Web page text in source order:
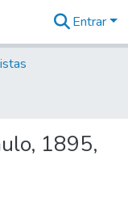
Entrar
1895,